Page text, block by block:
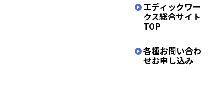
エディックワー
クス総合サイト
TOP
各種お問い合わ
せお申し込み